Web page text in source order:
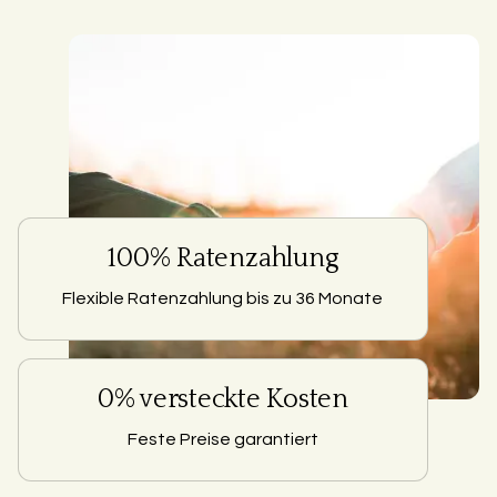
100% Ratenzahlung
Flexible Ratenzahlung bis zu 36 Monate
0% versteckte Kosten
Feste Preise garantiert